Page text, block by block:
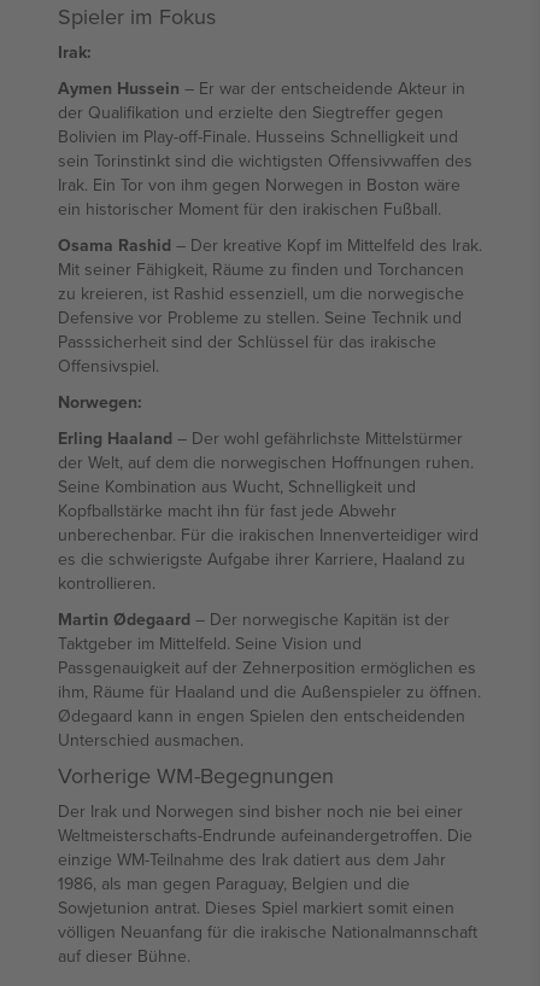
Spieler im Fokus
Irak:
Aymen Hussein – Er war der entscheidende Akteur in
der Qualifikation und erzielte den Siegtreffer gegen
Bolivien im Play-off-Finale. Husseins Schnelligkeit und
sein Torinstinkt sind die wichtigsten Offensivwaffen des
Irak. Ein Tor von ihm gegen Norwegen in Boston wäre
ein historischer Moment für den irakischen Fußball.
Osama Rashid – Der kreative Kopf im Mittelfeld des Irak.
Mit seiner Fähigkeit, Räume zu finden und Torchancen
zu kreieren, ist Rashid essenziell, um die norwegische
Defensive vor Probleme zu stellen. Seine Technik und
Passsicherheit sind der Schlüssel für das irakische
Offensivspiel.
Norwegen:
Erling Haaland – Der wohl gefährlichste Mittelstürmer
der Welt, auf dem die norwegischen Hoffnungen ruhen.
Seine Kombination aus Wucht, Schnelligkeit und
Kopfballstärke macht ihn für fast jede Abwehr
unberechenbar. Für die irakischen Innenverteidiger wird
es die schwierigste Aufgabe ihrer Karriere, Haaland zu
kontrollieren.
Martin Ødegaard – Der norwegische Kapitän ist der
Taktgeber im Mittelfeld. Seine Vision und
Passgenauigkeit auf der Zehnerposition ermöglichen es
ihm, Räume für Haaland und die Außenspieler zu öffnen.
Ødegaard kann in engen Spielen den entscheidenden
Unterschied ausmachen.
Vorherige WM-Begegnungen
Der Irak und Norwegen sind bisher noch nie bei einer
Weltmeisterschafts-Endrunde aufeinandergetroffen. Die
einzige WM-Teilnahme des Irak datiert aus dem Jahr
1986, als man gegen Paraguay, Belgien und die
Sowjetunion antrat. Dieses Spiel markiert somit einen
völligen Neuanfang für die irakische Nationalmannschaft
auf dieser Bühne.